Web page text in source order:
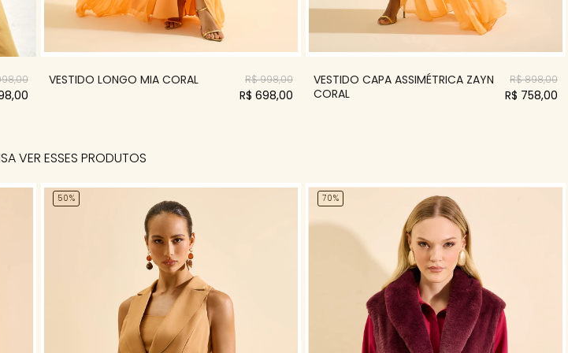
VESTIDO LONGO MIA CORAL R$ 998,00
R$ 698,00
VESTIDO CAPA ASSIMÉTRICA ZAYN
CORAL
R$ 898,00
R$ 758,00
VER ESSES PRODUTOS
50% 70%